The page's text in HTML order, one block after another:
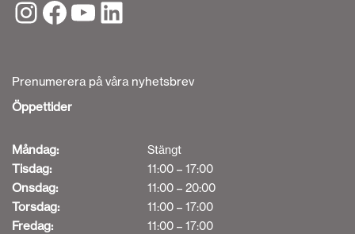
Prenumerera på våra nyhetsbrev
Öppettider
Måndag: Stängt
Tisdag: 11:00 – 17:00
Onsdag: 11:00 – 20:00
Torsdag: 11:00 – 17:00
Fredag: 11:00 – 17:00